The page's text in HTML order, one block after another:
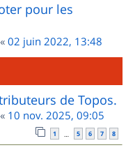
pour les
« 02 juin 2022, 13:48
de Topos.
« 10 nov. 2025, 09:05
1 … 5 6 7 8